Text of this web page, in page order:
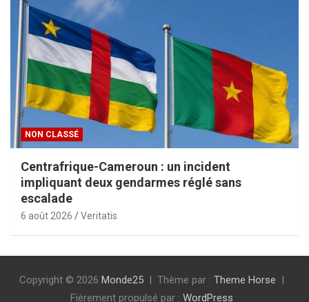
NON CLASSÉ
Centrafrique-Cameroun : un incident
impliquant deux gendarmes réglé sans
escalade
6 août 2026 Veritatis
Copyright © 2026 Monde25 Thème par : Theme Horse
Fièrement propulsé par : WordPress